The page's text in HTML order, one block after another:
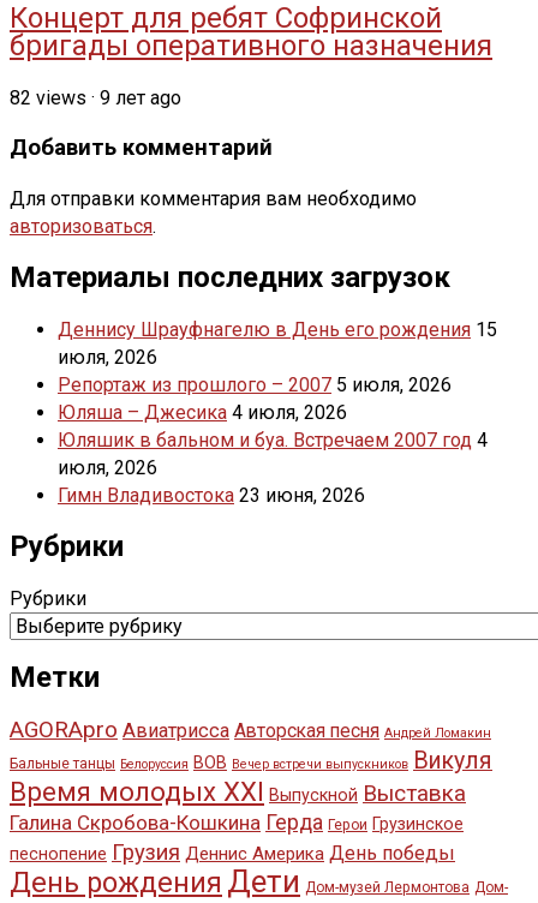
Концерт для ребят Софринской
бригады оперативного назначения
82 views · 9 лет ago
Добавить комментарий
Для отправки комментария вам необходимо
авторизоваться.
Материалы последних загрузок
Деннису Шрауфнагелю в День его рождения 15
июля, 2026
Репортаж из прошлого – 2007 5 июля, 2026
Юляша – Джесика 4 июля, 2026
Юляшик в бальном и буа. Встречаем 2007 год 4
июля, 2026
Гимн Владивостока 23 июня, 2026
Рубрики
Рубрики
Метки
AGORApro Авиатрисса Авторская песня Андрей Ломакин
Бальные танцы Белоруссия ВОВ Вечер встречи выпускников Викуля
Время молодых XXI Выпускной Выставка
Галина Скробова-Кошкина Герда Герои Грузинское
песнопение Грузия Деннис Америка День победы
День рождения Дети Дом-музей Лермонтова Дом-